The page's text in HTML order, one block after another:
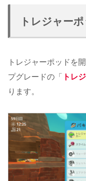
トレジャー
トレジャーポッドを
プグレードの「
トレ
ります。